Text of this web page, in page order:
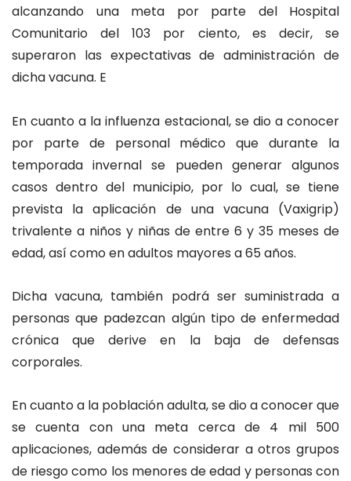
alcanzando una meta por parte del Hospital
Comunitario del 103 por ciento, es decir, se
superaron las expectativas de administración de
dicha vacuna. E
En cuanto a la influenza estacional, se dio a conocer
por parte de personal médico que durante la
temporada invernal se pueden generar algunos
casos dentro del municipio, por lo cual, se tiene
prevista la aplicación de una vacuna (Vaxigrip)
trivalente a niños y niñas de entre 6 y 35 meses de
edad, así como en adultos mayores a 65 años.
Dicha vacuna, también podrá ser suministrada a
personas que padezcan algún tipo de enfermedad
crónica que derive en la baja de defensas
corporales.
En cuanto a la población adulta, se dio a conocer que
se cuenta con una meta cerca de 4 mil 500
aplicaciones, además de considerar a otros grupos
de riesgo como los menores de edad y personas con